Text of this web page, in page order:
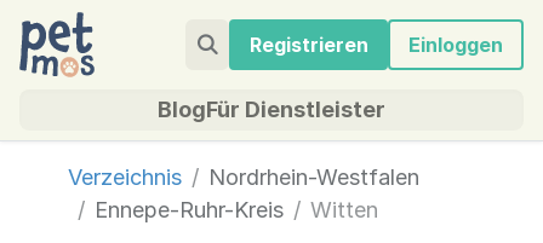
Registrieren Einloggen
BlogFür Dienstleister
Verzeichnis
Nordrhein-Westfalen
Ennepe-Ruhr-Kreis
Witten